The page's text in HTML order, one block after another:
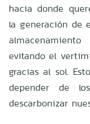
hacia donde
la generación de
evitando el
gracias al sol.
depender de
descarbonizar